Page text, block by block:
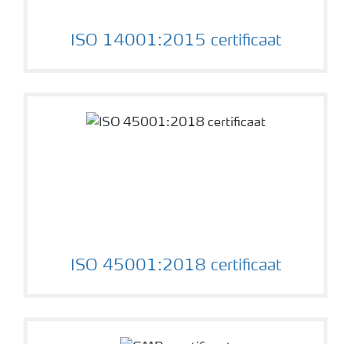
ISO 14001:2015 certificaat
ISO 45001:2018 certificaat